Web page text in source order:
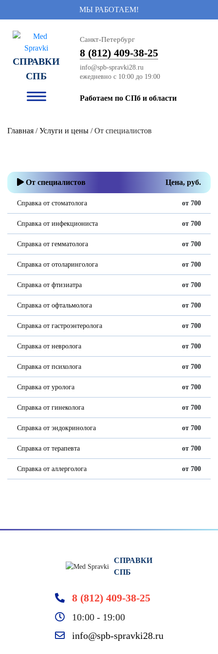
МЫ РАБОТАЕМ!
СПРАВКИ
СПБ
Санкт-Петербург
8 (812) 409-38-25
info@spb-spravki28.ru
Работаем по СПб и области
Главная /Услуги и цены / От специалистов
От специалистов Цена, руб.
Справка от стоматолога от 700
Справка от инфекциониста от 700
Справка от гемматолога от 700
Справка от отоларинголога от 700
Справка от фтизиатра от 700
Справка от офтальмолога от 700
Справка от гастроэнтеролога от 700
Справка от невролога от 700
Справка от психолога от 700
Справка от уролога от 700
Справка от гинеколога от 700
Справка от эндокринолога от 700
Справка от терапевта от 700
Справка от аллерголога от 700
СПРАВКИ
СПБ
8 (812) 409-38-25
10:00 - 19:00
info@spb-spravki28.ru